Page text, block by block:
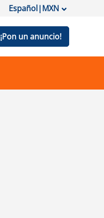
Español|MXN
¡Pon un anuncio!